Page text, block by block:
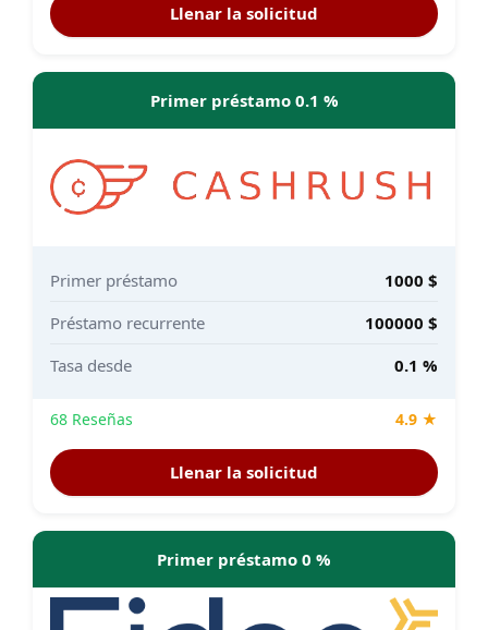
Llenar la solicitud
Primer préstamo 0.1 %
Primer préstamo
1000 $
Préstamo recurrente
100000 $
Tasa desde
0.1 %
68 Reseñas 4.9 ★
Llenar la solicitud
Primer préstamo 0 %